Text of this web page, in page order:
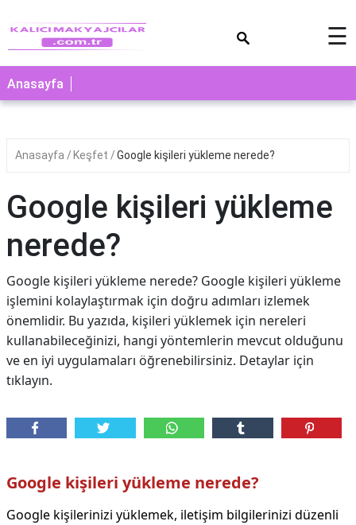
☰
Anasayfa
Anasayfa Keşfet Google kişileri yükleme nerede?
Google kişileri yükleme
nerede?
Google kişileri yükleme nerede? Google kişileri yükleme
işlemini kolaylaştırmak için doğru adımları izlemek
önemlidir. Bu yazıda, kişileri yüklemek için nereleri
kullanabileceğinizi, hangi yöntemlerin mevcut olduğunu
ve en iyi uygulamaları öğrenebilirsiniz. Detaylar için
tıklayın.
Google kişileri yükleme nerede?
Google kişilerinizi yüklemek, iletişim bilgilerinizi düzenli